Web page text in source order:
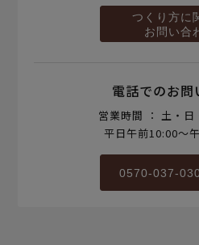
つくり方に
お問い合
電話でのお問
営業時間 ： 土・日
平日午前10:00～
0570-037-